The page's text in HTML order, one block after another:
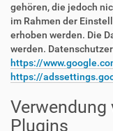
gehören, die jedoch
im Rahmen der
erhoben werden. Die
werden.
https://
https://
Verwendung
Plugins